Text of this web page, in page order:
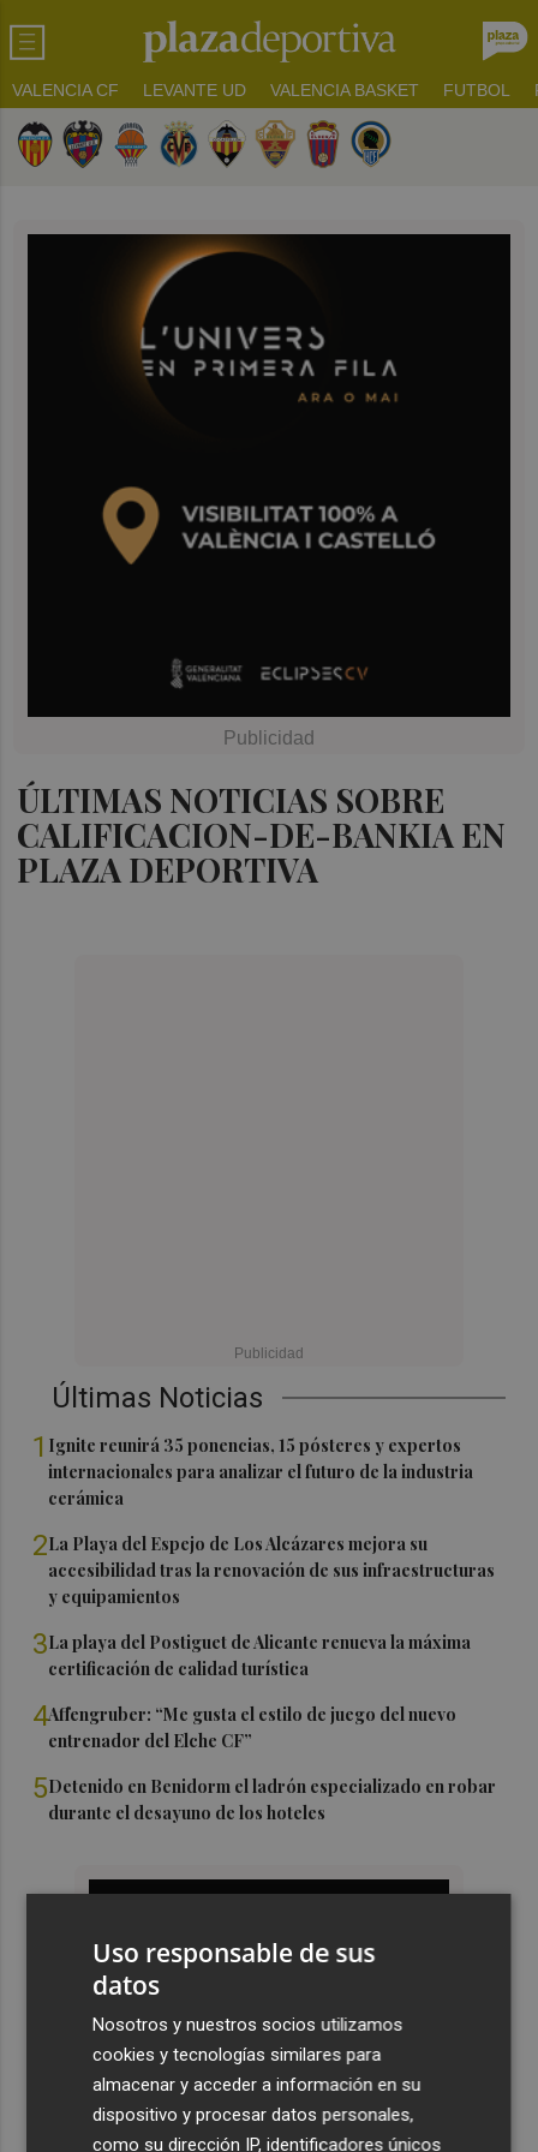
VALENCIA CF LEVANTE UD VALENCIA BASKET FUTBOL
ÚLTIMAS NOTICIAS SOBRE
CALIFICACION-DE-BANKIA EN
PLAZA DEPORTIVA
Últimas Noticias
1 Ignite reunirá 35 ponencias, 15 pósteres y expertos
internacionales para analizar el futuro de la industria
cerámica
2La Playa del Espejo de Los Alcázares mejora su
accesibilidad tras la renovación de sus infraestructuras
y equipamientos
3La playa del Postiguet de Alicante renueva la máxima
certificación de calidad turística
4Affengruber: “Me gusta el estilo de juego del nuevo
entrenador del Elche CF”
5Detenido en Benidorm el ladrón especializado en robar
durante el desayuno de los hoteles
Uso responsable de sus
datos
Nosotros y nuestros socios utilizamos
cookies y tecnologías similares para
almacenar y acceder a información en su
dispositivo y procesar datos personales,
como su dirección IP, identificadores únicos